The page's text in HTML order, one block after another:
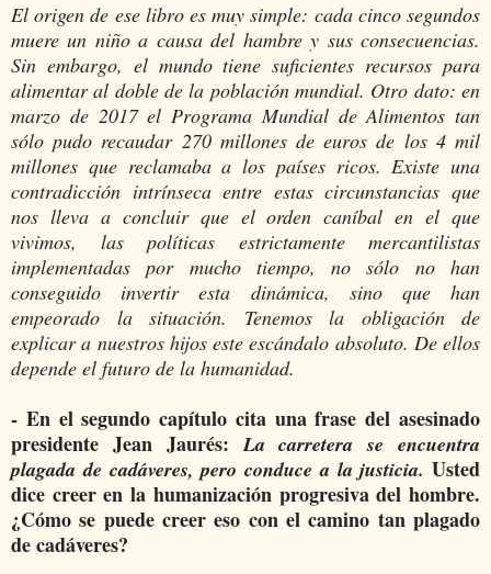
El origen de ese libro es muy simple: cada cinco segundos
muere un niño a causa del hambre y sus consecuencias.
Sin embargo, el mundo tiene suficientes recursos para
alimentar al doble de la población mundial. Otro dato: en
marzo de 2017 el Programa Mundial de Alimentos tan
sólo pudo recaudar 270 millones de euros de los 4 mil
millones que reclamaba a los países ricos. Existe una
contradicción intrínseca entre estas circunstancias que
nos lleva a concluir que el orden caníbal en el que
vivimos, las políticas estrictamente mercantilistas
implementadas por mucho tiempo, no sólo no han
conseguido invertir esta dinámica, sino que han
empeorado la situación. Tenemos la obligación de
explicar a nuestros hijos este escándalo absoluto. De ellos
depende el futuro de la humanidad.
- En el segundo capítulo cita una frase del asesinado
presidente Jean Jaurés:La carretera se encuentra
plagada de cadáveres, pero conduce a la justicia. Usted
dice creer en la humanización progresiva del hombre.
¿Cómo se puede creer eso con el camino tan plagado
de cadáveres?